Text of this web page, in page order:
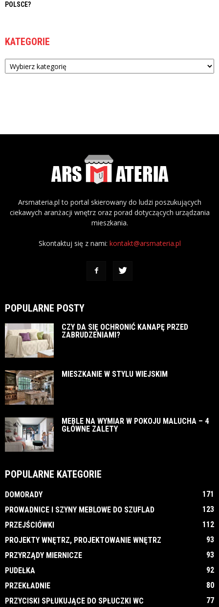
POLSCE?
KATEGORIE
Kategorie
Arsmateria.pl to portal skierowany do ludzi poszukujących
ciekawych aranżacji wnętrz oraz porad dotyczących urządzania
mieszkania.
Skontaktuj się z nami: kontakt@arsmateria.pl
POPULARNE POSTY
CZY DA SIĘ OCHRONIĆ KANAPĘ PRZED
ZABRUDZENIAMI?
MIESZKANIE W STYLU WIEJSKIM
MEBLE NA WYMIAR W POKOJU MALUCHA – 4
GŁÓWNE ZALETY
POPULARNE KATEGORIE
DOMORADY
171
PROWADNICE I SZYNY MEBLOWE DO SZUFLAD
123
PRZEJŚCIÓWKI
112
PROJEKTY WNĘTRZ, PROJEKTOWANIE WNĘTRZ
93
PRZYRZĄDY MIERNICZE
93
PUDEŁKA
92
PRZEKŁADNIE
80
PRZYCISKI SPŁUKUJĄCE DO SPŁUCZKI WC
77